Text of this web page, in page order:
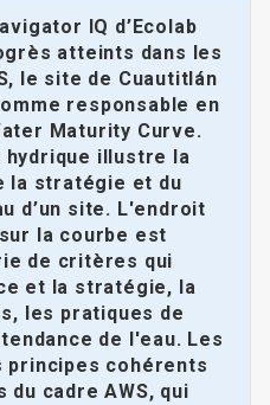
IQ d’Ecolab
atteints dans les
le site de Cuautitlán
responsable en
Maturity Curve.
hydrique illustre la
la stratégie et du
d’un site. L'endroit
la courbe est
de critères qui
et la stratégie, la
les pratiques de
de l'eau. Les
cohérents
cadre AWS, qui